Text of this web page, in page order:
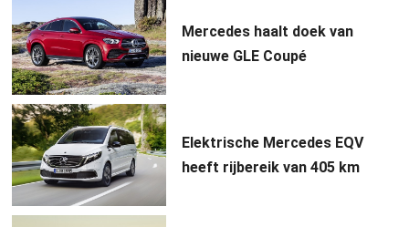
Mercedes haalt doek van
nieuwe GLE Coupé
Elektrische Mercedes EQV
heeft rijbereik van 405 km